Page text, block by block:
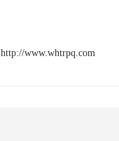
http://www.whtrpq.com